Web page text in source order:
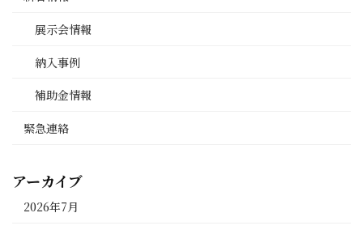
展示会情報
納入事例
補助金情報
緊急連絡
アーカイブ
2026年7月